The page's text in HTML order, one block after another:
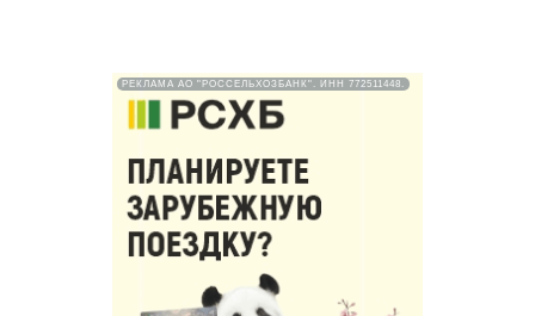
РЕКЛАМА АО "РОССЕЛЬХОЗБАНК". ИНН 772511448.